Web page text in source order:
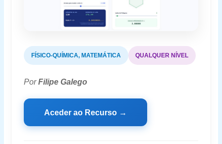
FÍSICO-QUÍMICA, MATEMÁTICA QUALQUER NÍVEL
PorFilipe Galego
Aceder ao Recurso →